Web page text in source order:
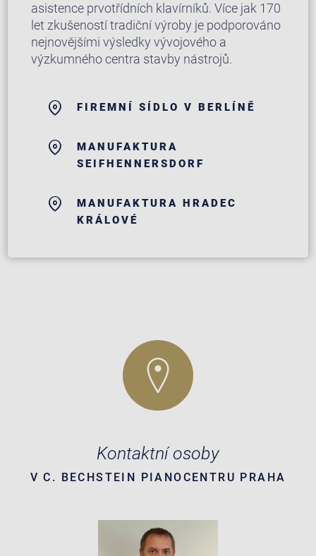
asistence prvotřídních klavírníků. Více jak 170
let zkušeností tradiční výroby je podporováno
nejnovějšími výsledky vývojového a
výzkumného centra stavby nástrojů.
FIREMNÍ SÍDLO V BERLÍNĚ
MANUFAKTURA
SEIFHENNERSDORF
MANUFAKTURA HRADEC
KRÁLOVÉ
Kontaktní osoby
V C. BECHSTEIN PIANOCENTRU PRAHA